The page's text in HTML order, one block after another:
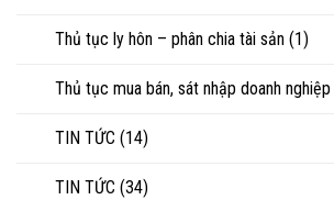
Thủ tục ly hôn – phân chia tài sản (1)
Thủ tục mua bán, sát nhập doanh nghiệp
TIN TỨC (14)
TIN TỨC (34)